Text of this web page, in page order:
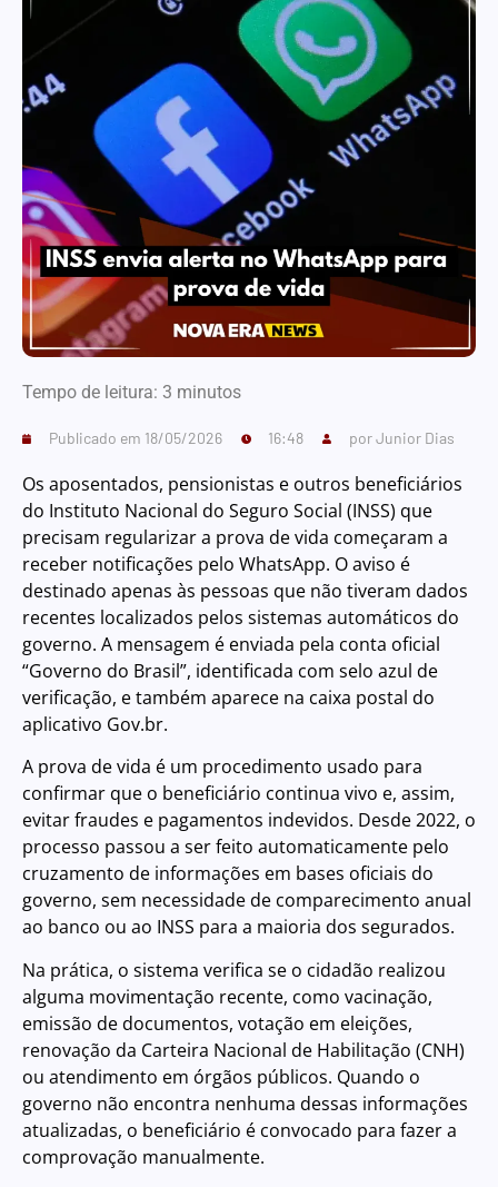
Tempo de leitura: 3 minutos
Publicado em 18/05/2026 16:48 porJunior Dias
Os aposentados, pensionistas e outros beneficiários
do Instituto Nacional do Seguro Social (INSS) que
precisam regularizar a prova de vida começaram a
receber notificações pelo WhatsApp. O aviso é
destinado apenas às pessoas que não tiveram dados
recentes localizados pelos sistemas automáticos do
governo. A mensagem é enviada pela conta oficial
“Governo do Brasil”, identificada com selo azul de
verificação, e também aparece na caixa postal do
aplicativo Gov.br.
A prova de vida é um procedimento usado para
confirmar que o beneficiário continua vivo e, assim,
evitar fraudes e pagamentos indevidos. Desde 2022, o
processo passou a ser feito automaticamente pelo
cruzamento de informações em bases oficiais do
governo, sem necessidade de comparecimento anual
ao banco ou ao INSS para a maioria dos segurados.
Na prática, o sistema verifica se o cidadão realizou
alguma movimentação recente, como vacinação,
emissão de documentos, votação em eleições,
renovação da Carteira Nacional de Habilitação (CNH)
ou atendimento em órgãos públicos. Quando o
governo não encontra nenhuma dessas informações
atualizadas, o beneficiário é convocado para fazer a
comprovação manualmente.